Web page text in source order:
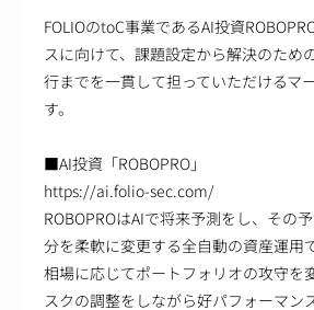
FOLIOのtoC事業であるAI投資
スに向けて、課題設定から解決のため
行までを一貫して担っていただけるマ
す。
■AI投資「ROBOPRO」
https://ai.folio-sec.com/
ROBOPROはAIで将来予測をし、その
分を柔軟に変更する全自動の資産運用で
相場に応じてポートフォリオの攻守を
スクの調整をしながら好パフォーマン